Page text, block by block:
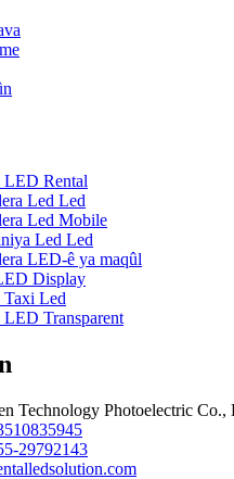
LED Rental
Led Led
Led Mobile
Led Led
LED-ê ya maqûl
Display
Led
Transparent
Technology Photoelectric Co.,
29792143